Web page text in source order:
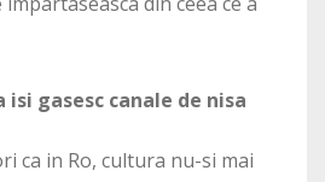
gasesc canale de nisa
ca in Ro, cultura nu-si mai